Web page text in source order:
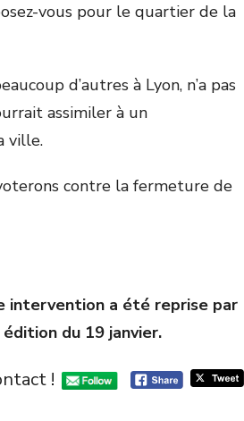
vous pour le quartier de la
d’autres à Lyon, n’a pas
assimiler à un
ville.
contre la fermeture de
intervention a été reprise par
du 19 janvier.
!